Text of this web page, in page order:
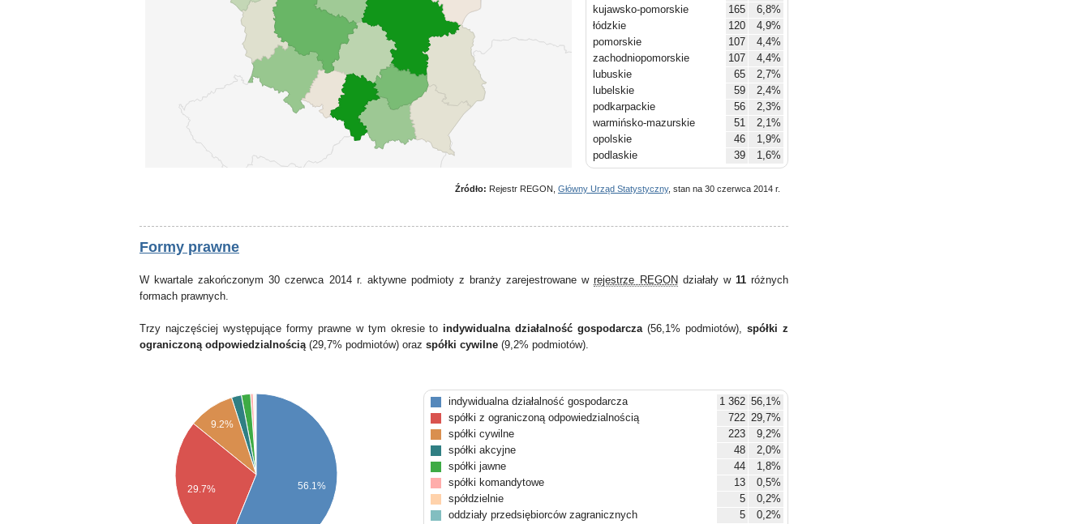
kujawsko-pomorskie
165
6,8%
łódzkie
120
4,9%
pomorskie
107
4,4%
zachodniopomorskie
107
4,4%
lubuskie
65
2,7%
lubelskie
59
2,4%
podkarpackie
56
2,3%
warmińsko-mazurskie
51
2,1%
opolskie
46
1,9%
podlaskie
39 1,6%
Źródło: Rejestr REGON, Główny Urząd Statystyczny, stan na 30 czerwca 2014 r.
Formy prawne
W kwartale zakończonym 30 czerwca 2014 r. aktywne podmioty z branży zarejestrowane wrejestrze REGON działały w 11różnych
formach prawnych.
Trzy najczęściej występujące formy prawne w tym okresie to indywidualna działalność gospodarcza(56,1% podmiotów),spółki z
ograniczoną odpowiedzialnością(29,7% podmiotów) oraz spółki cywilne (9,2% podmiotów).
9.2%
29.7% 56.1%
indywidualna działalność gospodarcza 1 362 56,1%
spółki z ograniczoną odpowiedzialnością
722 29,7%
spółki cywilne
223
9,2%
spółki akcyjne
48
2,0%
spółki jawne
44
1,8%
spółki komandytowe
13
0,5%
spółdzielnie
5
0,2%
oddziały przedsiębiorców zagranicznych
5
0,2%